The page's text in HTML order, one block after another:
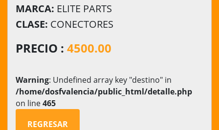
MARCA: ELITE PARTS
CLASE: CONECTORES
PRECIO : 4500.00
Warning: Undefined array key "destino" in
/home/dosfvalencia/public_html/detalle.php
on line465
REGRESAR